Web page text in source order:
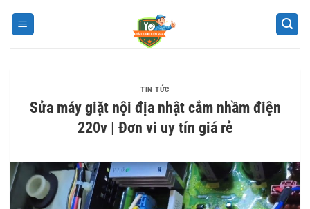
TIN TỨC
Sửa máy giặt nội địa nhật cắm nhầm điện
220v | Đơn vi uy tín giá rẻ